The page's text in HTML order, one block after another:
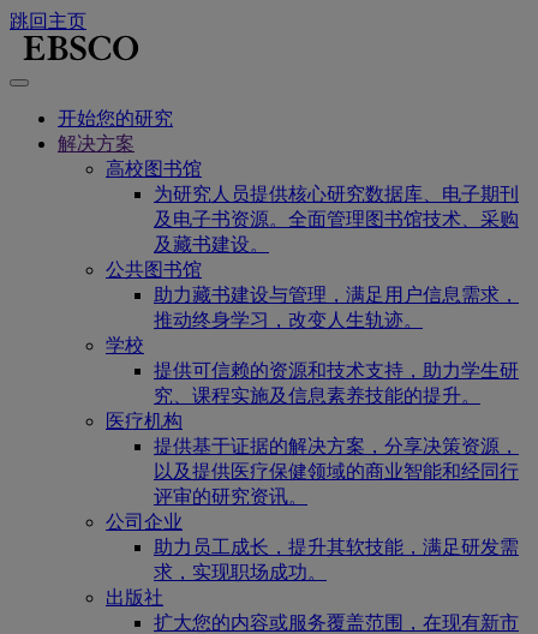
跳回主页
开始您的研究
解决方案
高校图书馆
为研究人员提供核心研究数据库、电子期刊
及电子书资源。全面管理图书馆技术、采购
及藏书建设。
公共图书馆
助力藏书建设与管理，满足用户信息需求，
推动终身学习，改变人生轨迹。
学校
提供可信赖的资源和技术支持，助力学生研
究、课程实施及信息素养技能的提升。
医疗机构
提供基于证据的解决方案，分享决策资源，
以及提供医疗保健领域的商业智能和经同行
评审的研究资讯。
公司企业
助力员工成长，提升其软技能，满足研发需
求，实现职场成功。
出版社
扩大您的内容或服务覆盖范围，在现有新市